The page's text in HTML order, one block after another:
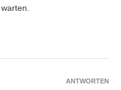
ANTWORTEN